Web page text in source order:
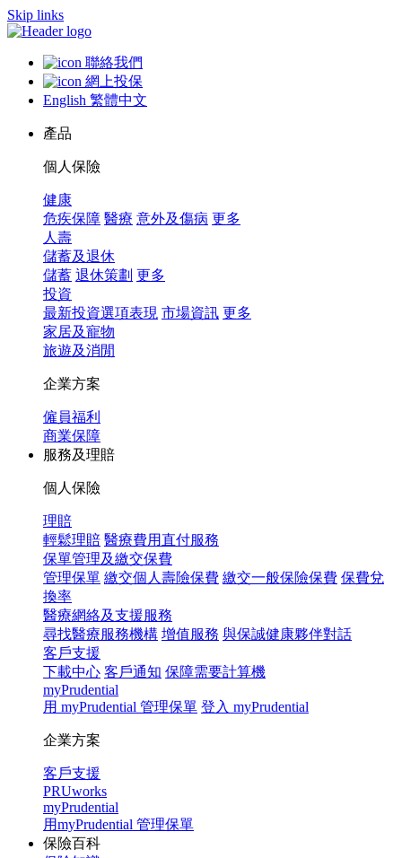
Skip links
聯絡我們
網上投保
English 繁體中文
產品
個人保險
健康
危疾保障 醫療 意外及傷病 更多
人壽
儲蓄及退休
儲蓄 退休策劃 更多
投資
最新投資選項表現 市場資訊 更多
家居及寵物
旅遊及消閒
企業方案
僱員福利
商業保障
服務及理賠
個人保險
理賠
輕鬆理賠 醫療費用直付服務
保單管理及繳交保費
管理保單 繳交個人壽險保費 繳交一般保險保費 保費兌
換率
醫療網絡及支援服務
尋找醫療服務機構 增值服務 與保誠健康夥伴對話
客戶支援
下載中心 客戶通知 保障需要計算機
myPrudential
用 myPrudential 管理保單 登入 myPrudential
企業方案
客戶支援
PRUworks
myPrudential
用myPrudential 管理保單
保險百科